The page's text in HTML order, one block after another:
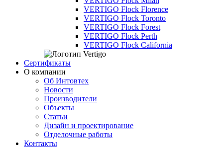
VERTIGO Flock Florence
VERTIGO Flock Toronto
VERTIGO Flock Forest
VERTIGO Flock Perth
VERTIGO Flock California
Сертификаты
О компании
Об Интовтех
Новости
Производители
Объекты
Статьи
Дизайн и проектирование
Отделочные работы
Контакты